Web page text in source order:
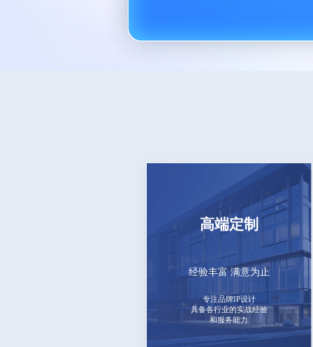
高端定制
经验丰富 满意为止
专注品牌IP设计
具备各行业的实战经验
和服务能力